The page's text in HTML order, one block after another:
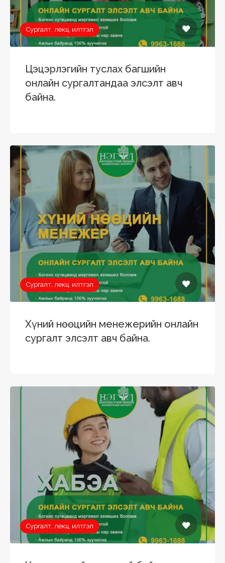
Сургалт, лекц, илтгэл
Цэцэрлэгийн туслах багшийн
онлайн сургалтандаа элсэлт авч
байна.
Сургалт, лекц, илтгэл
Хүний нөөцийн менежерийн онлайн
сургалт элсэлт авч байна.
Сургалт, лекц, илтгэл